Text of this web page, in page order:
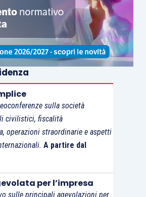
Jakub ha ucciso con
il mite padre di Moises, il
di specchio del travolgente
rapporto odio-identificazione
Del boss avventuroso, il
ebreo testimonia, ammirato e
le passioni di una vita avida, in
e figure travagliate, ebrei e
delle quali solo comprimaria
da una propria storia (il
del bordello, la moglie
l’amante polacca aristocratica, il
idealista, il killer mostruoso con
sulla società
civilistici, fiscalità
operazioni straordinarie e aspetti
A partire dal
per l’impresa
sulle principali agevolazioni per